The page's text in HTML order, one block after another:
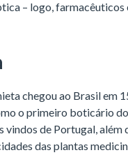
– logo,
chegou ao Brasil em
o primeiro boticário
de Portugal, além
das plantas